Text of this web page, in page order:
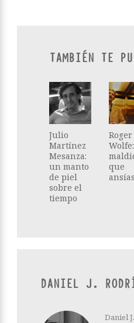
TAMBIÉN TE
Julio
Martínez
Mesanza:
un manto
de piel
sobre el
tiempo
Roger
que
ansías
DANIEL J.
Daniel